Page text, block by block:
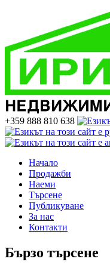
+359 888 810 638
Начало
Продажби
Наеми
Търсене
Публикуване
За нас
Контакти
Бързо търсене